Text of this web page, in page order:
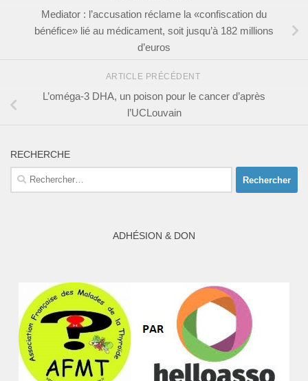
Mediator : l’accusation réclame la «confiscation du
bénéfice» lié au médicament, soit jusqu’à 182 millions
d’euros
ARTICLE PRÉCÉDENT
L’oméga-3 DHA, un poison pour le cancer d’après
l’UCLouvain
RECHERCHE
Rechercher :
ADHÉSION & DON